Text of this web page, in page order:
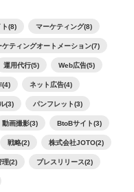
(8) マーケティング(8)
ケティングオートメーション(7)
運用代行(5) Web広告(5)
(4) ネット広告(4)
(3) パンフレット(3)
動画撮影(3) BtoBサイト(3)
戦略(2) 株式会社JOTO(2)
理(2) プレスリリース(2)